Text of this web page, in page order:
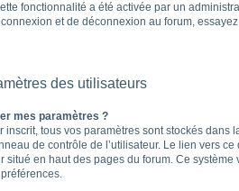
fonctionnalité a été activée par un
et de déconnexion au forum,
des utilisateurs
mes paramètres ?
inscrit, tous vos paramètres sont stockés dans
de contrôle de l’utilisateur. Le lien vers
situé en haut des pages du forum. Ce